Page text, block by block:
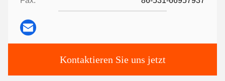
Kontaktieren Sie uns jetzt